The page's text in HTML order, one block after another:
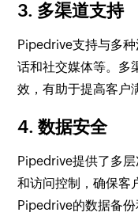
3. 多渠道支持
Pipedrive支持与多
话和社交媒体等。多
效，有助于提高客户
4. 数据安全
Pipedrive提供了多
和访问控制，确保客
Pipedrive的数据备